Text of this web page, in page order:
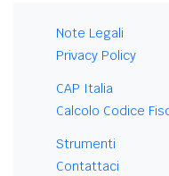
Note Legali
Privacy Policy
CAP Italia
Calcolo Codice
Strumenti
Contattaci